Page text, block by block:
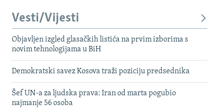
Vesti/Vijesti
Objavljen izgled glasačkih listića na prvim izborima s
novim tehnologijama u BiH
Demokratski savez Kosova traži poziciju predsednika
Šef UN-a za ljudska prava: Iran od marta pogubio
najmanje 56 osoba